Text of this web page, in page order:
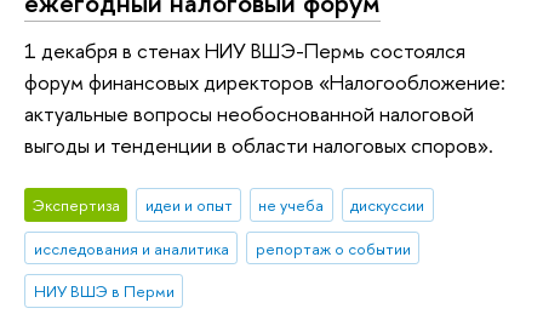
1 декабря в стенах НИУ ВШЭ-Пермь состоялся
форум финансовых директоров «Налогообложение:
актуальные вопросы необоснованной налоговой
выгоды и тенденции в области налоговых споров».
Экспертиза идеи и опыт не учеба
дискуссии
исследования и аналитика
репортаж о событии
НИУ ВШЭ в Перми